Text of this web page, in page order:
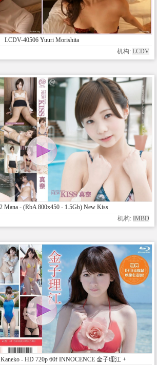
LCDV-40506 Yuuri Morishita
机构: LCDV
Mana - (RbA 800x450 - 1.5Gb) New Kiss
机构: IMBD
- HD 720p 60f INNOCENCE 金子理江 +